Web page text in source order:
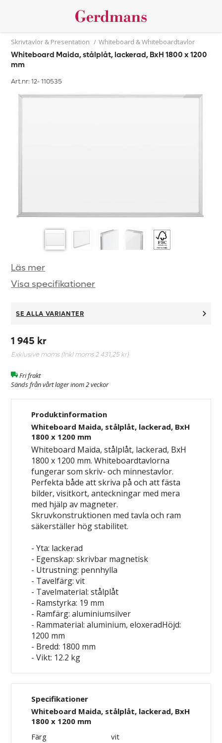
Skrivtavlor & Presentation / Whiteboard & Whiteboardtavlor
Whiteboard Maida, stålplåt, lackerad, BxH 1800 x 1200
mm
Art.nr: 12-110535
Läs mer
Visa specifikationer
SE ALLA VARIANTER
1 945 kr
Exklusive moms (Inkl moms2 431,25 kr)
Fri frakt
Sänds från vårt lager inom 2 veckor
Produktinformation
Whiteboard Maida, stålplåt, lackerad, BxH
1800 x 1200 mm
Whiteboard Maida, stålplåt, lackerad, BxH
1800 x 1200 mm. Whiteboardtavlorna
fungerar som skriv- och minnestavlor.
Perfekta både att skriva på och att fästa
bilder, visitkort, anteckningar med mera
med hjälp av magneter.
Skruvkonstruktionen med tavla och ram
säkerställer hög stabilitet.
- Yta: lackerad
- Egenskap: skrivbar magnetisk
- Utrustning: pennhylla
- Tavelfärg: vit
- Tavelmaterial: stålplåt
- Ramstyrka: 19 mm
- Ramfärg: aluminiumsilver
- Rammaterial: aluminium, eloxeradHöjd:
1200 mm
- Bredd: 1800 mm
- Vikt: 12.2 kg
Specifikationer
Whiteboard Maida, stålplåt, lackerad, BxH
1800 x 1200 mm
Färg
vit